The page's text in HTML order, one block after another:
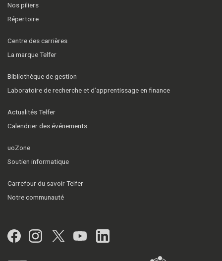
Nos piliers
Répertoire
Centre des carrières
La marque Telfer
Bibliothèque de gestion
Laboratoire de recherche et d’apprentissage en finance
Actualités Telfer
Calendrier des événements
uoZone
Soutien informatique
Carrefour du savoir Telfer
Notre communauté
Facebook
Instagram
Twitter
YouTubeLinkedIn